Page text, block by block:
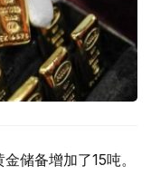
储备增加了15吨。